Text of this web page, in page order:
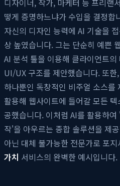
떻게 증명하느냐가 수입을 결정합
자신의 디자인 능력에 AI 기술을
상 높였습니다. 그는 단순히 예쁜
AI 분석 툴을 이용해 클라이언트
UI/UX 구조를 제안했습니다. 또
하나뿐인 독창적인 비주얼 소스를
활용해 웹사이트에 들어갈 모든
공했습니다. 이처럼 AI를 활용하
작'을 아우르는 종합 솔루션을 제
아닌 대체 불가능한 전문가로 포
가치 서비스의 완벽한 예시입니다.